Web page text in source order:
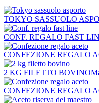
TOKYO SASSUOLO
CONF. REGALO FAST
CONFEZIONE REGALO
2 KG FILETTO BOVINO
CONFEZIONE REGALO